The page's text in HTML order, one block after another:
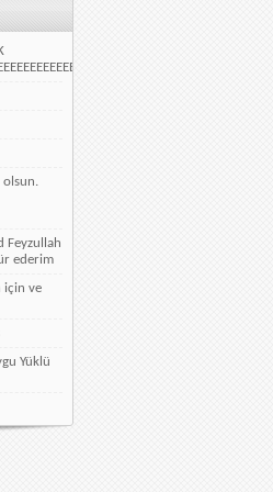
olsun.
Feyzullah
ederim
için ve
Yüklü